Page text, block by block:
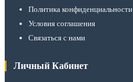
Политика конфиденциальности
Условия соглашения
Связаться с нами
Личный Кабинет